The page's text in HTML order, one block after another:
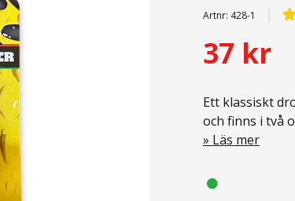
Artnr: 428-1
37 kr
Ett klassiskt
och finns i två
Läs mer